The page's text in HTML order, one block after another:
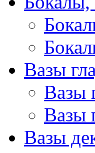
Вазы
Вазы
Вазы
Вазы